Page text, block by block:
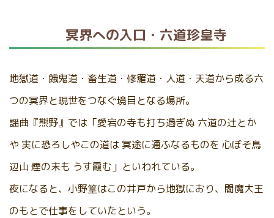
冥界への入口・六道珍皇寺
地獄道・餓鬼道・畜生道・修羅道・人道・天道から成る六
つの冥界と現世をつなぐ境目となる場所。
謡曲『熊野』では「愛宕の寺も打ち過ぎぬ 六道の辻とか
や 実に恐ろしやこの道は 冥途に通ふなるものを 心ぼそ鳥
辺山 煙の末も うす霞む」といわれている。
夜になると、小野篁はこの井戸から地獄におり、閻魔大王
のもとで仕事をしていたという。